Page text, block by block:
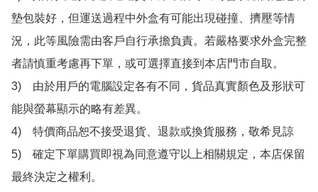
墊包裝好，但運送過程中外盒有可能出現碰撞、擠壓等情
況，此等風險需由客戶自行承擔負責。若嚴格要求外盒完整
者請慎重考慮再下單，或可選擇直接到本店門市自取。
3)　由於用戶的電腦設定各有不同，貨品真實顏色及形狀可
能與螢幕顯示的略有差異。
4)　特價商品恕不接受退貨、退款或換貨服務，敬希見諒
5)　確定下單購買即視為同意遵守以上相關規定，本店保留
最終決定之權利。